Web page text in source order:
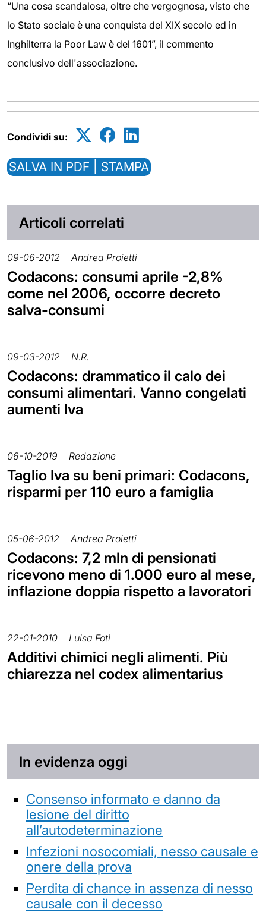
“Una cosa scandalosa, oltre che vergognosa, visto che
lo Stato sociale è una conquista del XIX secolo ed in
Inghilterra la Poor Law è del 1601”, il commento
conclusivo dell'associazione.
Condividi su:
SALVA IN PDF | STAMPA
Articoli correlati
09-06-2012 Andrea Proietti
Codacons: consumi aprile -2,8%
come nel 2006, occorre decreto
salva-consumi
09-03-2012 N.R.
Codacons: drammatico il calo dei
consumi alimentari. Vanno congelati
aumenti Iva
06-10-2019 Redazione
Taglio Iva su beni primari: Codacons,
risparmi per 110 euro a famiglia
05-06-2012 Andrea Proietti
Codacons: 7,2 mln di pensionati
ricevono meno di 1.000 euro al mese,
inflazione doppia rispetto a lavoratori
22-01-2010 Luisa Foti
Additivi chimici negli alimenti. Più
chiarezza nel codex alimentarius
In evidenza oggi
Consenso informato e danno da
lesione del diritto
all’autodeterminazione
Infezioni nosocomiali, nesso causale e
onere della prova
Perdita di chance in assenza di nesso
causale con il decesso